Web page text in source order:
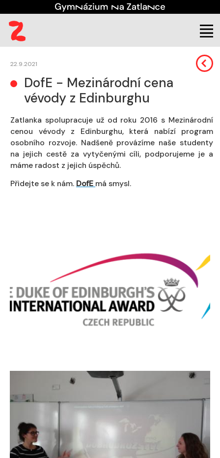
Co s námi můžete zažít
22.9.2021
DofE - Mezinárodní cena
vévody z Edinburghu
Zatlanka spolupracuje už od roku 2016 s Mezinárodní
cenou vévody z Edinburghu, která nabízí program
osobního rozvoje. Nadšeně provázíme naše studenty
na jejich cestě za vytyčenými cíli, podporujeme je a
máme radost z jejich úspěchů.
Přidejte se k nám. DofE má smysl.